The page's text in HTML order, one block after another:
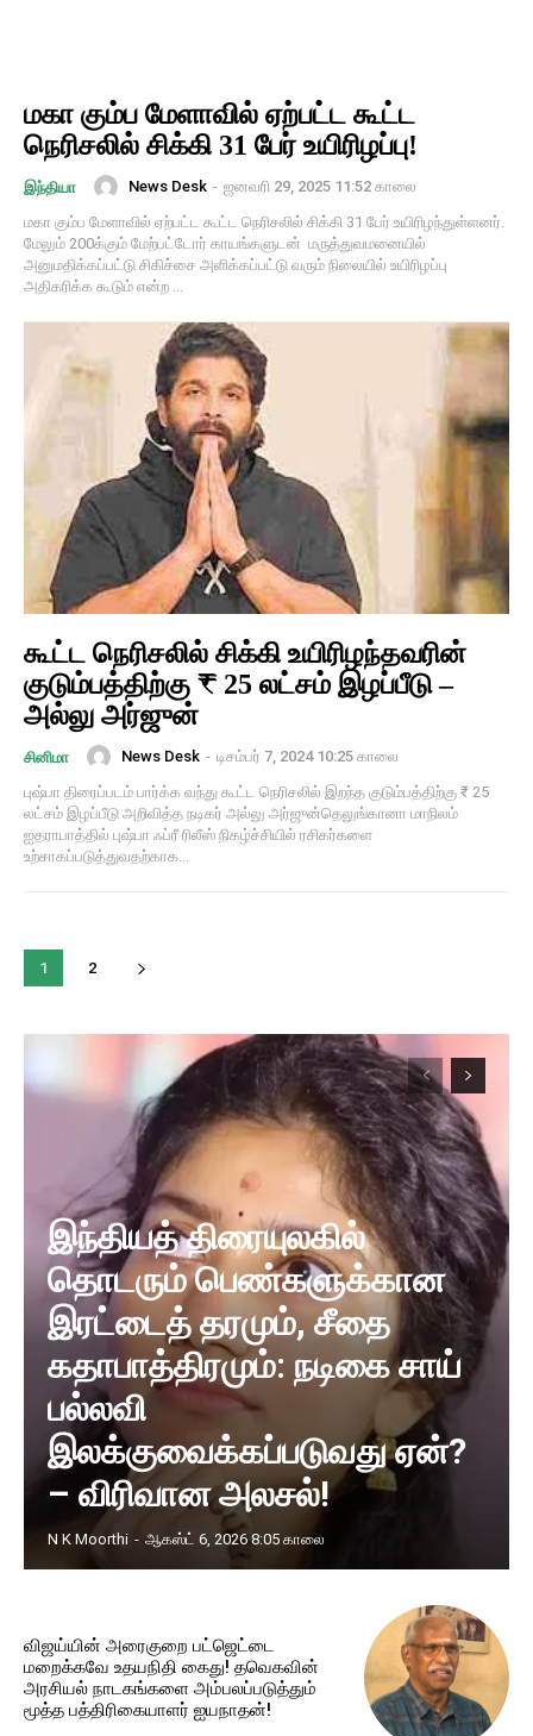
மகா கும்ப மேளாவில் ஏற்பட்ட கூட்ட
நெரிசலில் சிக்கி 31 பேர் உயிரிழப்பு!
இந்தியா News Desk - ஜனவரி 29, 2025 11:52 காலை
மகா கும்ப மேளாவில் ஏற்பட்ட கூட்ட நெரிசலில் சிக்கி 31 பேர் உயிரிழந்துள்ளனர்.
மேலும் 200க்கும் மேற்பட்டோர் காயங்களுடன் மருத்துவமனையில்
அனுமதிக்கப்பட்டு சிகிச்சை அளிக்கப்பட்டு வரும் நிலையில் உயிரிழப்பு
அதிகரிக்க கூடும் என்ற ...
கூட்ட நெரிசலில் சிக்கி உயிரிழந்தவரின்
குடும்பத்திற்கு ₹ 25 லட்சம் இழப்பீடு –
அல்லு அர்ஜுன்
சினிமா News Desk - டிசம்பர் 7, 2024 10:25 காலை
புஷ்பா திரைப்படம் பார்க்க வந்து கூட்ட நெரிசலில் இறந்த குடும்பத்திற்கு ₹ 25
லட்சம் இழப்பீடு அறிவித்த நடிகர் அல்லு அர்ஜுன்தெலுங்கானா மாநிலம்
ஐதராபாத்தில் புஷ்பா ஃப்ரீ ரிலீஸ் நிகழ்ச்சியில் ரசிகர்களை
உற்சாகப்படுத்துவதற்காக...
1 2
இந்தியத் திரையுலகில்
தொடரும் பெண்களுக்கான
இரட்டைத் தரமும், சீதை
கதாபாத்திரமும்: நடிகை சாய்
பல்லவி
இலக்குவைக்கப்படுவது ஏன்?
– விரிவான அலசல்!
N K Moorthi - ஆகஸ்ட் 6, 2026 8:05 காலை
விஜய்யின் அரைகுறை பட்ஜெட்டை
மறைக்கவே உதயநிதி கைது! தவெகவின்
அரசியல் நாடகங்களை அம்பலப்படுத்தும்
மூத்த பத்திரிகையாளர் ஐயநாதன்!